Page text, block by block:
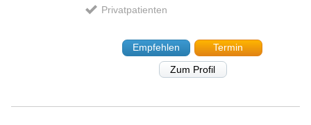
Privatpatienten
Empfehlen
Termin
Zum Profil